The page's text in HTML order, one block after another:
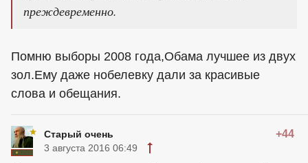
преждевременно.
Помню выборы 2008 года,Обама лучшее из двух
зол.Ему даже нобелевку дали за красивые
слова и обещания.
Старый очень +44
3 августа 2016 06:49